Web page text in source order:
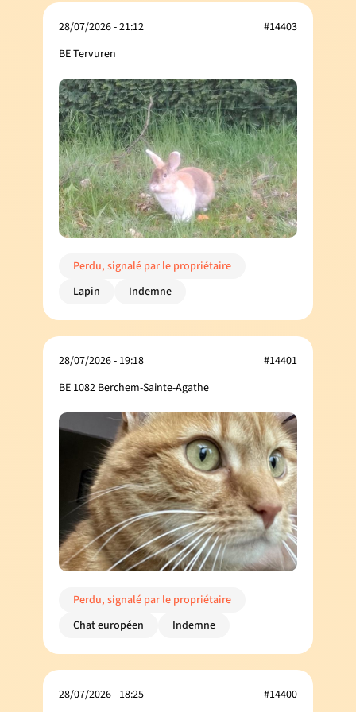
28/07/2026 - 21:12
BE Tervuren
#14403
Perdu, signalé par le propriétaire
Lapin
Indemne
28/07/2026 - 19:18
BE 1082 Berchem-Sainte-Agathe
#14401
Perdu, signalé par le propriétaire
Chat européen
Indemne
28/07/2026 - 18:25
#14400